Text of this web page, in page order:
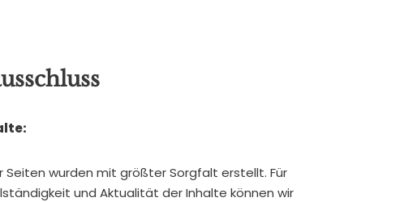
Seiten wurden mit größter Sorgfalt erstellt. Für
und Aktualität der Inhalte können wir